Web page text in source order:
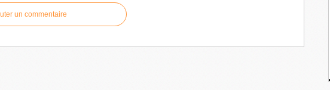
un commentaire